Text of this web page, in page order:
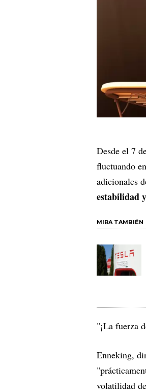
Desde el 7
fluctuando
adicionales
estabilidad
MIRA TAMBIÉN
"¡La fuerza
Enneking,
volatilidad